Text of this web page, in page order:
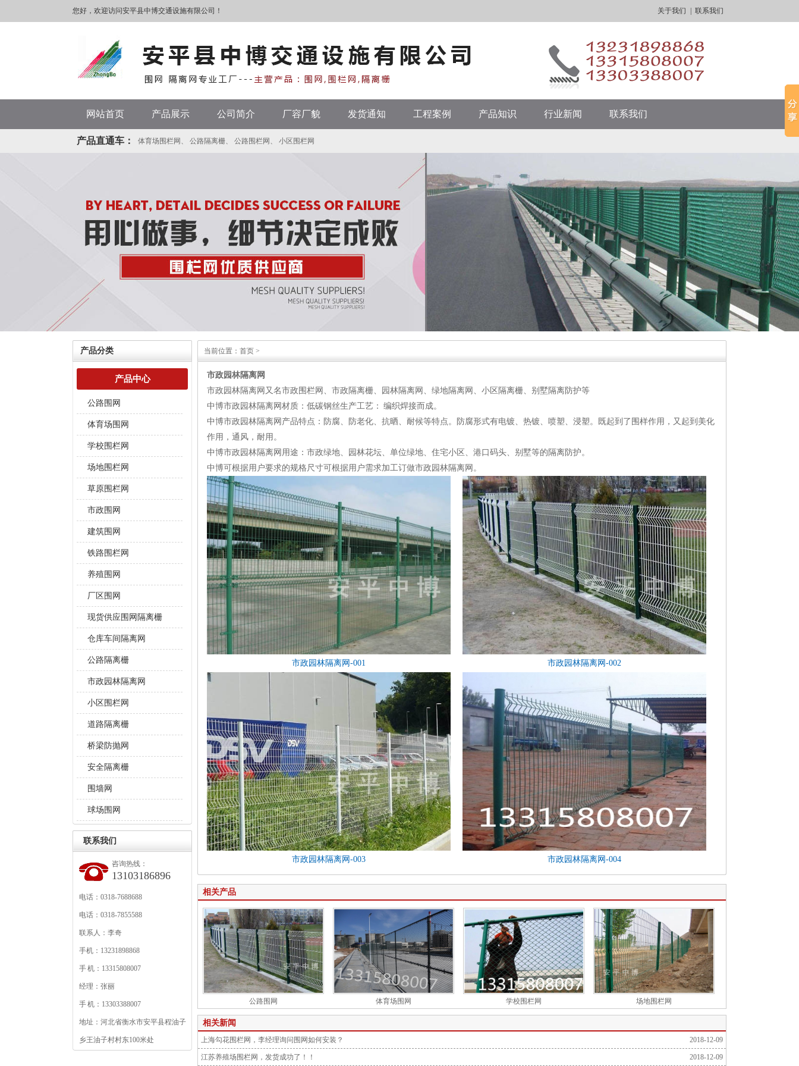
您好，欢迎访问安平县中博交通设施有限公司！ 关于我们 联系我们
网站首页 产品展示 公司简介 厂容厂貌 发货通知 工程案例 产品知识 行业新闻 联系我们
产品直通车： 体育场围栏网 、 公路隔离栅、 公路围栏网 、 小区围栏网
产品分类
产品中心
公路围网
体育场围网
学校围栏网
场地围栏网
草原围栏网
市政围网
建筑围网
铁路围栏网
养殖围网
厂区围网
现货供应围网隔离栅
仓库车间隔离网
公路隔离栅
市政园林隔离网
小区围栏网
道路隔离栅
桥梁防抛网
安全隔离栅
围墙网
球场围网
联系我们
咨询热线：
13103186896
电话：0318-7688688
电话：0318-7855588
联系人：李奇
手机：13231898868
手 机：13315808007
经理：张丽
手 机：13303388007
地址：河北省衡水市安平县程油子
乡王油子村村东100米处
当前位置： 首页 >
市政园林隔离网
市政园林隔离网又名市政围栏网、市政隔离栅、园林隔离网、绿地隔离网、小区隔离栅、别墅隔离防护等
中博市政园林隔离网材质：低碳钢丝生产工艺： 编织焊接而成。
中博市政园林隔离网产品特点：防腐、防老化、抗晒、耐候等特点。防腐形式有电镀、热镀、喷塑、浸塑。既起到了围样作用，又起到美化
作用，通风，耐用。
中博市政园林隔离网用途：市政绿地、园林花坛、单位绿地、住宅小区、港口码头、别墅等的隔离防护。
中博可根据用户要求的规格尺寸可根据用户需求加工订做市政园林隔离网。
市政园林隔离网-001 市政园林隔离网-002
市政园林隔离网-003 市政园林隔离网-004
相关产品
公路围网 体育场围网 学校围栏网 场地围栏网
相关新闻
2018-12-09
上海勾花围栏网，李经理询问围网如何安装？
2018-12-09
江苏养殖场围栏网，发货成功了！！